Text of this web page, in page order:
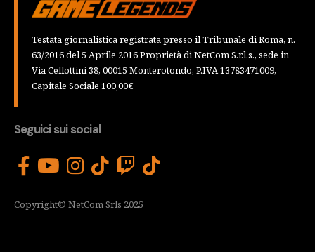
Testata giornalistica registrata presso il Tribunale di Roma, n.
63/2016 del 5 Aprile 2016 Proprietà di NetCom S.r.l.s., sede in
Via Cellottini 38, 00015 Monterotondo, P.IVA 13783471009,
Capitale Sociale 100,00€
Seguici sui social
Copyright© NetCom Srls 2025